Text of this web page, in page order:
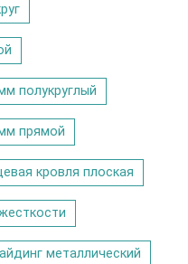
полукруглый
прямой
кровля плоская
металлический